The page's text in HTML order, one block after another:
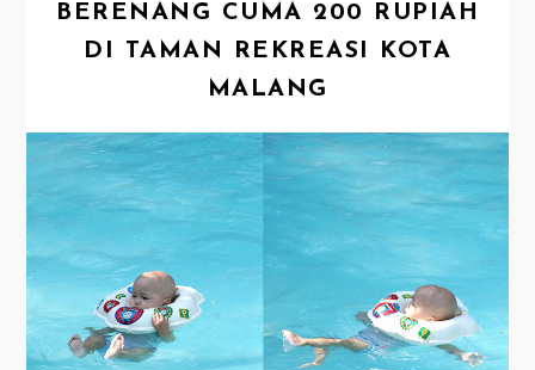
BERENANG CUMA 200 RUPIAH
DI TAMAN REKREASI KOTA
MALANG